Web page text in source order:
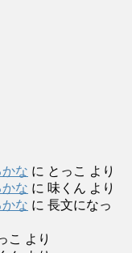
な に とっこ より
な に 味くん より
な に 長文になっ
こ より